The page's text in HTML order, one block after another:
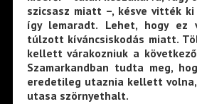
szicsasz miatt –, késve vitték
így lemaradt. Lehet, hogy
túlzott kíváncsiskodás miatt.
kellett várakozniuk a
Szamarkandban tudta meg,
eredetileg utaznia kellett
utasa szörnyethalt.